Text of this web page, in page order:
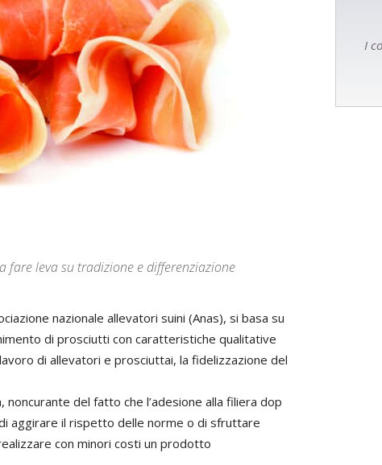
fare leva su tradizione e differenziazione
nazionale allevatori suini (Anas), si basa su
di prosciutti con caratteristiche qualitative
di allevatori e prosciuttai, la fidelizzazione del
del fatto che l’adesione alla filiera dop
aggirare il rispetto delle norme o di sfruttare
con minori costi un prodotto
I